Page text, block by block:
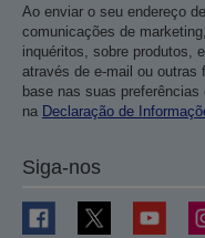
Ao enviar o seu endereço
comunicações de
inquéritos, sobre produtos,
através de e-mail ou outras
base nas suas
na Declaração de
Siga-nos